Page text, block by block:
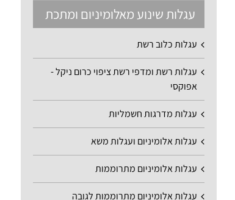
עגלות שינוע מאלומיניום ומתכת
עגלות כלוב רשת
עגלות רשת ומדפי רשת ציפוי כרום ניקל -
אפוקסי
עגלות מדרגות חשמליות
עגלות אלומיניום ועגלות משא
עגלות אלומיניום מתרוממות
עגלות אלומיניום מתרוממות לגובה